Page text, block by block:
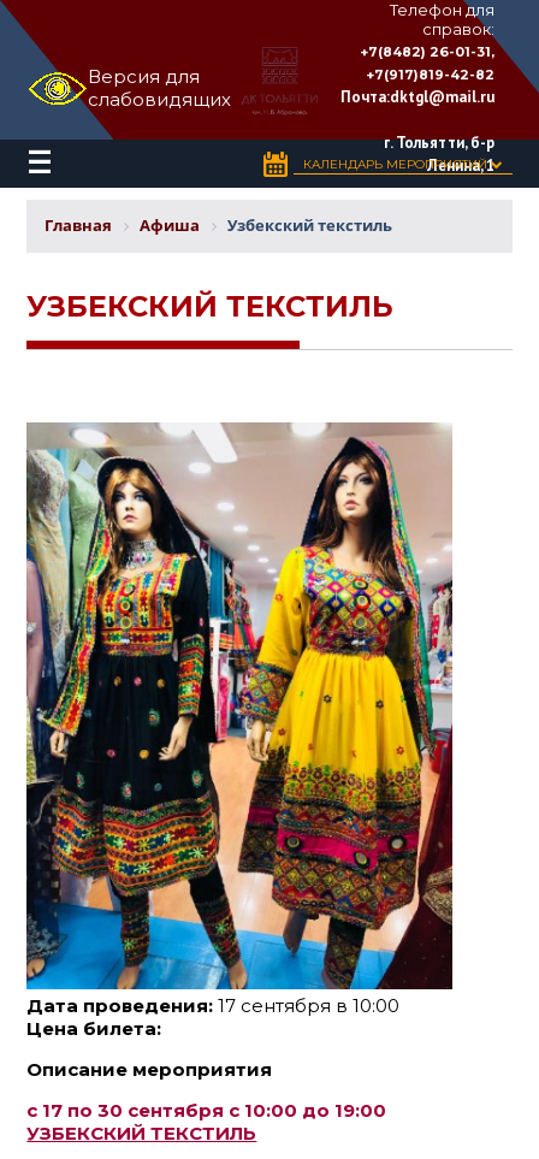
Версия для
слабовидящих
ДВОРЕЦ
КУЛЬТУРЫ
«ТОЛЬЯТТИ»
имени
Телефон для
справок:
+7(8482) 26-01-31,
+7(917)819-42-82
Почта:dktgl@mail.ru
г. Тольятти, б-р
Ленина, 1
КАЛЕНДАРЬ МЕРОПРИЯТИЙ
Главная Афиша Узбекский текстиль
УЗБЕКСКИЙ ТЕКСТИЛЬ
Дата проведения: 17 сентября в 10:00
Цена билета:
Описание мероприятия
с 17 по 30 сентября с 10:00 до 19:00
УЗБЕКСКИЙ ТЕКСТИЛЬ